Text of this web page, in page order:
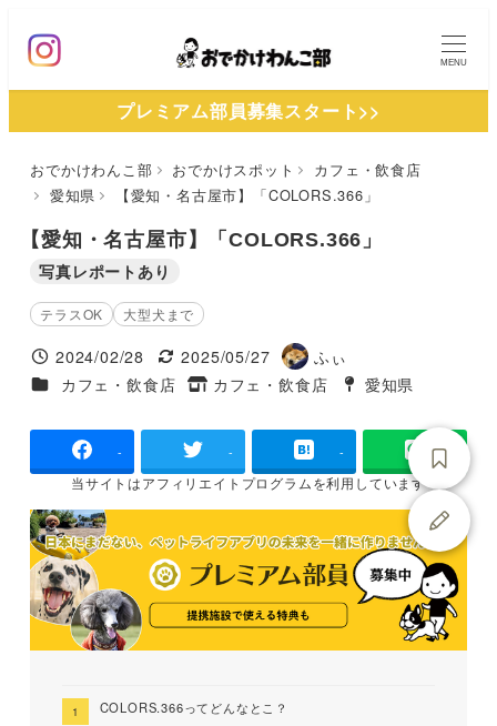
ン
MENU
プレミアム部員募集スタート>>
おでかけわんこ部 おでかけスポット
カフェ・飲食店
愛知県
【愛知・名古屋市】「COLORS.366」
【愛知・名古屋市】「COLORS.366」
写真レポートあり
テラスOK 大型犬まで
投稿日
2024/02/28
更新日
2025/05/27
著
者
ふぃ
施設ジャンル
カフェ・飲食店
タグ
カフェ・飲食店
タグ
愛知県
- - -
当サイトはアフィリエイトプログラムを利用しています
COLORS.366ってどんなとこ？